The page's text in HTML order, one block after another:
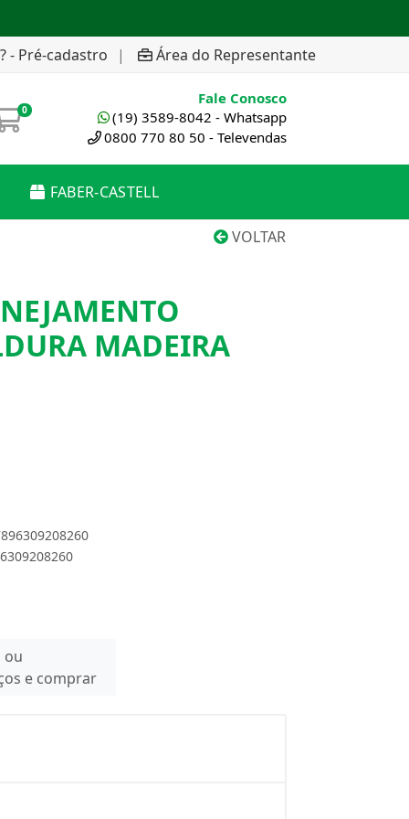
- Pré-cadastro | Área do Representante
0
Fale Conosco
(19) 3589-8042 - Whatsapp
0800 770 80 50 - Televendas
FABER-CASTELL
VOLTAR
MADEIRA
ou
e comprar